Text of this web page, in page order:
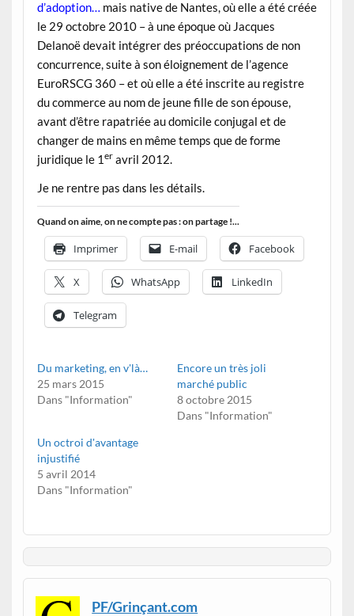
d’adoption… mais native de Nantes, où elle a été créée
le 29 octobre 2010 – à une époque où Jacques
Delanoë devait intégrer des préoccupations de non
concurrence, suite à son éloignement de l’agence
EuroRSCG 360 – et où elle a été inscrite au registre
du commerce au nom de jeune fille de son épouse,
avant d’être rapatriée au domicile conjugal et de
changer de mains en même temps que de forme
juridique le 1 eravril 2012.
Je ne rentre pas dans les détails.
Quand on aime, on ne compte pas : on partage !...
Imprimer E-mail Facebook
X WhatsApp LinkedIn
Telegram
Du marketing, en v'là…
25 mars 2015
Dans "Information"
Encore un très joli
marché public
8 octobre 2015
Dans "Information"
Un octroi d'avantage
injustifié
5 avril 2014
Dans "Information"
PF/Grinçant.com